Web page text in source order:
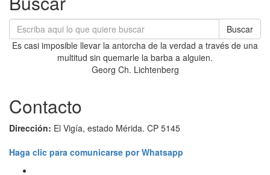
Buscar
Es casi imposible llevar la antorcha de la verdad a través de una
multitud sin quemarle la barba a alguien.
Georg Ch. Lichtenberg
Contacto
Dirección: El Vigía, estado Mérida. CP 5145
Haga clic para comunicarse por Whatsapp